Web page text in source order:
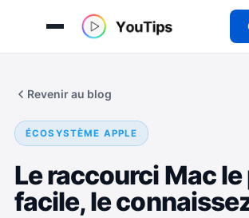
Revenir au blog
ÉCOSYSTÈME APPLE
Le raccourci Mac le
facile, le